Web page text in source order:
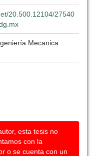
20.500.12104/27540
Mecanica
esta tesis no
con la
o se cuenta con un